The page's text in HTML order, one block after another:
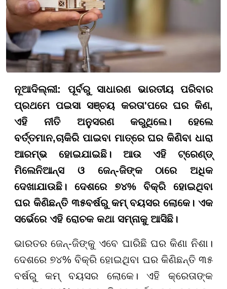
ନୂଆଦିଲ୍ଲୀ: ପୂର୍ବରୁ ସାଧାରଣ ଭାରତୀୟ ପରିବାର
ପ୍ରଥମେ ପଇସା ସଞ୍ଚୟ କରତା'ପରେ ଘର କିଣ,
ଏହି ନୀତି ଅନୁସରଣ କରୁଥିଲେ। ହେଲେ
ବର୍ତ୍ତମାନ,ଚାକିରି ପାଇବା ମାତ୍ରେ ଘର କିଣିବା ଧାରା
ଆରମ୍ଭ ହୋଇଯାଇଛି। ଆଉ ଏହି ଟ୍ରେଣ୍ଡ୍
ମିଲେନିଆନ୍ସ ଓ ଜେନ୍-ଜିଙ୍କ ଠାରେ ଅଧିକ
ଦେଖାଯାଉଛି। ଦେଶରେ ୭୪%ବିକ୍ରି ହୋଇଥିବା
ଘର କିଣିଛନ୍ତି ୩୫ବର୍ଷରୁ କମ୍ ବୟସର ଲୋକେ। ଏକ
ସର୍ଭେରେ ଏହି ରୋଚକ କଥା ସମ୍ନାକୁ ଆସିଛି।
ଭାରତର ଜେନ୍-ଜିଙ୍କୁ ଏବେ ଘାରିଛି ଘର କିଣା ନିଶା।
ଦେଶରେ ୭୪% ବିକ୍ରି ହୋଇଥିବା ଘର କିଣିଛନ୍ତି ୩୫
ବର୍ଷରୁ କମ୍ ବୟସର ଲୋକେ। ଏହି କ୍ରେତାଙ୍କ